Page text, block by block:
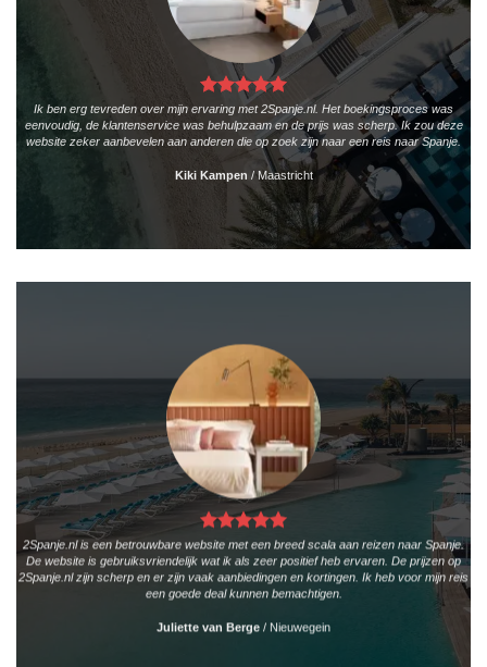
Ik ben erg tevreden over mijn ervaring met 2Spanje.nl. Het boekingsproces was
eenvoudig, de klantenservice was behulpzaam en de prijs was scherp. Ik zou deze
website zeker aanbevelen aan anderen die op zoek zijn naar een reis naar Spanje.
Kiki Kampen /Maastricht
2Spanje.nl is een betrouwbare website met een breed scala aan reizen naar Spanje.
De website is gebruiksvriendelijk wat ik als zeer positief heb ervaren. De prijzen op
2Spanje.nl zijn scherp en er zijn vaak aanbiedingen en kortingen. Ik heb voor mijn reis
een goede deal kunnen bemachtigen.
Juliette van Berge / Nieuwegein